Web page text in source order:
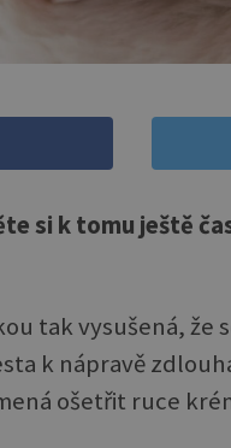
si k tomu ještě
tak vysušená,
k nápravě
ošetřit ruce